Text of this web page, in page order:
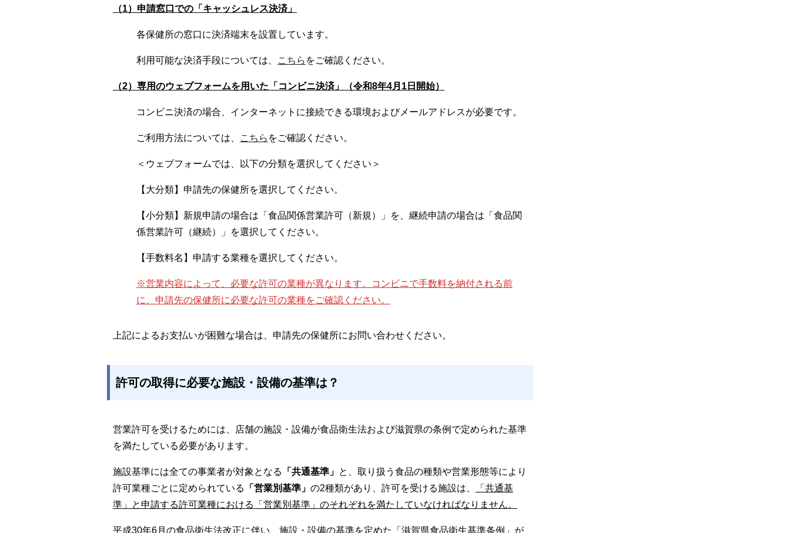
（1）申請窓口での「キャッシュレス決済」
各保健所の窓口に決済端末を設置しています。
利用可能な決済手段については、 こちら をご確認ください。
（2）専用のウェブフォームを用いた「コンビニ決済」（令和8年4月1日開始）
コンビニ決済の場合、インターネットに接続できる環境およびメールアドレスが必要です。
ご利用方法については、 こちら をご確認ください。
＜ウェブフォームでは、以下の分類を選択してください＞
【大分類】申請先の保健所を選択してください。
【小分類】新規申請の場合は「食品関係営業許可（新規）」を、継続申請の場合は「食品関
係営業許可（継続）」を選択してください。
【手数料名】申請する業種を選択してください。
※営業内容によって、必要な許可の業種が異なります。コンビニで手数料を納付される前
に、申請先の保健所に必要な許可の業種をご確認ください。
上記によるお支払いが困難な場合は、申請先の保健所にお問い合わせください。
許可の取得に必要な施設・設備の基準は？
営業許可を受けるためには、店舗の施設・設備が食品衛生法および滋賀県の条例で定められた基準
を満たしている必要があります。
施設基準には全ての事業者が対象となる 「共通基準」 と、取り扱う食品の種類や営業形態等により
許可業種ごとに定められている
「営業別基準」 の2種類があり、許可を受ける施設は、
「共通基
準」と申請する許可業種における「営業別基準」のそれぞれを満たしていなければなりません。
平成30年6月の食品衛生法改正に伴い、施設・設備の基準を定めた「滋賀県食品衛生基準条例」が